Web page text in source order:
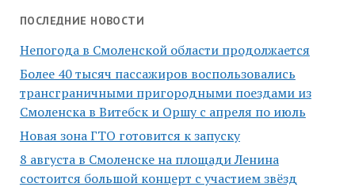
ПОСЛЕДНИЕ НОВОСТИ
Непогода в Смоленской области продолжается
Более 40 тысяч пассажиров воспользовались
трансграничными пригородными поездами из
Смоленска в Витебск и Оршу с апреля по июль
Новая зона ГТО готовится к запуску
8 августа в Смоленске на площади Ленина
состоится большой концерт с участием звёзд